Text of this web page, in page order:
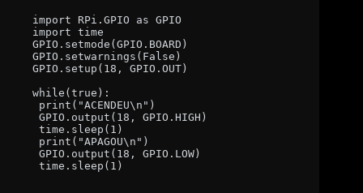
import RPi.GPIO as GPIO
import time
GPIO.setmode(GPIO.BOARD)
GPIO.setwarnings(False)
GPIO.setup(18, GPIO.OUT)
while(true):
print("ACENDEU\n")
GPIO.output(18, GPIO.HIGH)
time.sleep(1)
print("APAGOU\n")
GPIO.output(18, GPIO.LOW)
time.sleep(1)